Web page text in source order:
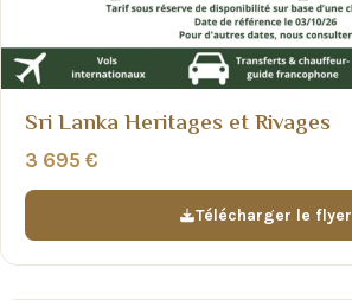
Sri Lanka Heritages et Rivages
3 695 €
Télécharger le flyer